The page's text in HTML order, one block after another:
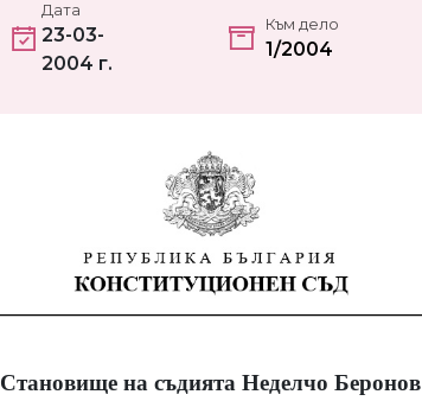
Дата
23-03-
2004 г.
Към дело
1/2004
Становище на съдията Неделчо Беронов